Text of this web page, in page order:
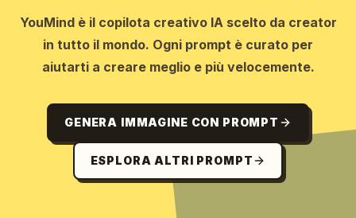
YouMind è il copilota creativo IA scelto da creator
in tutto il mondo. Ogni prompt è curato per
aiutarti a creare meglio e più velocemente.
GENERA IMMAGINE CON PROMPT
ESPLORA ALTRI PROMPT